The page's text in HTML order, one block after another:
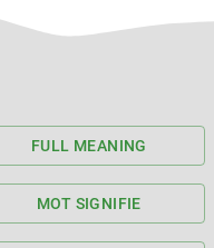
FULL MEANING
MOT SIGNIFIE